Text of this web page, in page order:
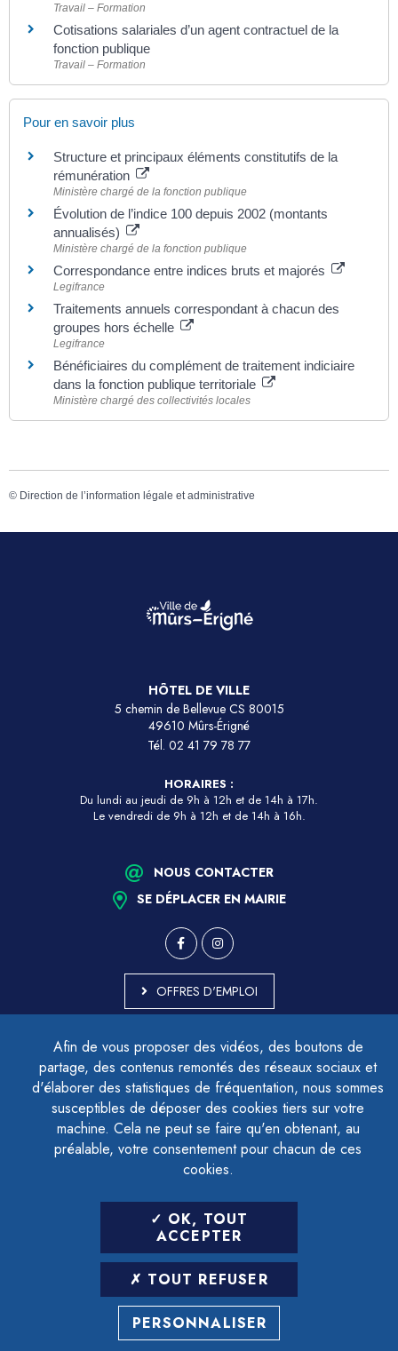
Afin de vous proposer des vidéos, des boutons de
partage, des contenus remontés des réseaux sociaux et
d'élaborer des statistiques de fréquentation, nous sommes
susceptibles de déposer des cookies tiers sur votre
machine. Cela ne peut se faire qu'en obtenant, au
préalable, votre consentement pour chacun de ces
cookies.
OK, TOUT
ACCEPTER
TOUT REFUSER
PERSONNALISER
Travail – Formation
Cotisations salariales d’un agent contractuel de la
fonction publique
Travail – Formation
Pour en savoir plus
Structure et principaux éléments constitutifs de la
rémunération
Ministère chargé de la fonction publique
Évolution de l’indice 100 depuis 2002 (montants
annualisés)
Ministère chargé de la fonction publique
Correspondance entre indices bruts et majorés
Legifrance
Traitements annuels correspondant à chacun des
groupes hors échelle
Legifrance
Bénéficiaires du complément de traitement indiciaire
dans la fonction publique territoriale
Ministère chargé des collectivités locales
© Direction de l’information légale et administrative
HÔTEL DE VILLE
5 chemin de Bellevue CS 80015
49610 Mûrs-Érigné
Tél. 02 41 79 78 77
HORAIRES :
Du lundi au jeudi de 9h à 12h et de 14h à 17h.
Le vendredi de 9h à 12h et de 14h à 16h.
NOUS CONTACTER
SE DÉPLACER EN MAIRIE
OFFRES D'EMPLOI
ACCESSIBILITÉ - PARTIELLEMENT CONFORME
PLAN DU SITE
MENTIONS LÉGALES
CONTACTER LE DÉLÉGUÉ À LA PROTECTION DES DONNÉES
GESTION DES COOKIES
LETTRE D'INFORMATION
SAISIR VOTRE ADRESSE E-MAIL
POUR VOUS INSCRIRE :
ARCHIVES DÉSINSCRIPTION